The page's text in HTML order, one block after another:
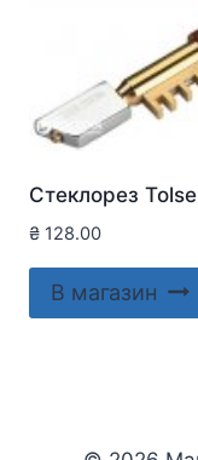
Стеклорез
₴ 128.00
В магазин